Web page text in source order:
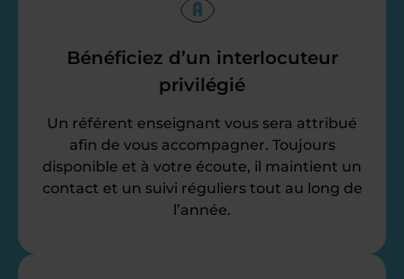
Bénéficiez d’un interlocuteur
privilégié
Un référent enseignant vous sera attribué
afin de vous accompagner. Toujours
disponible et à votre écoute, il maintient un
contact et un suivi réguliers tout au long de
l’année.